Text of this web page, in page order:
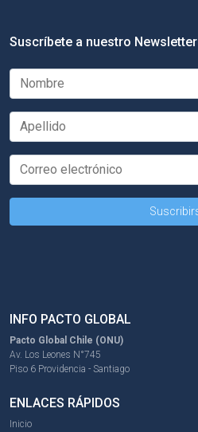
Suscríbete a nuestro Newsletter
INFO PACTO GLOBAL
Pacto Global Chile (ONU)
Av. Los Leones N°745
Piso 6 Providencia - Santiago
ENLACES RÁPIDOS
Inicio